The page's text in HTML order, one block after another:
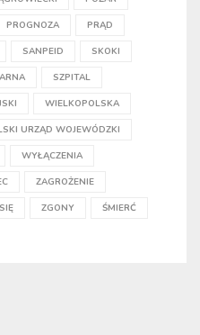
PROGNOZA PRĄD
SANPEID SKOKI
SZPITAL
WIELKOPOLSKA
URZĄD WOJEWÓDZKI
WYŁĄCZENIA
ZAGROŻENIE
ZGONY ŚMIERĆ